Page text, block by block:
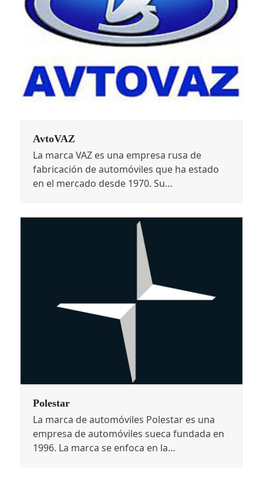
AvtoVAZ
La marca VAZ es una empresa rusa de
fabricación de automóviles que ha estado
en el mercado desde 1970. Su…
Polestar
La marca de automóviles Polestar es una
empresa de automóviles sueca fundada en
1996. La marca se enfoca en la…